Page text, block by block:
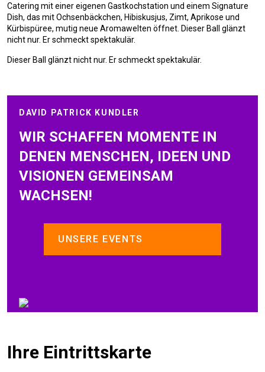
Catering mit einer eigenen Gastkochstation und einem Signature
Dish, das mit Ochsenbäckchen, Hibiskusjus, Zimt, Aprikose und
Kürbispüree, mutig neue Aromawelten öffnet. Dieser Ball glänzt
nicht nur. Er schmeckt spektakulär.
Dieser Ball glänzt nicht nur. Er schmeckt spektakulär.
DAVID PATRICK KUNDLER
WIR SCHAFFEN MOMENTE IN
DENEN MENSCHEN, IDEEN UND
VISIONEN GEMEINSAM
WACHSEN!
UNSERE EVENTS
Ihre Eintrittskarte